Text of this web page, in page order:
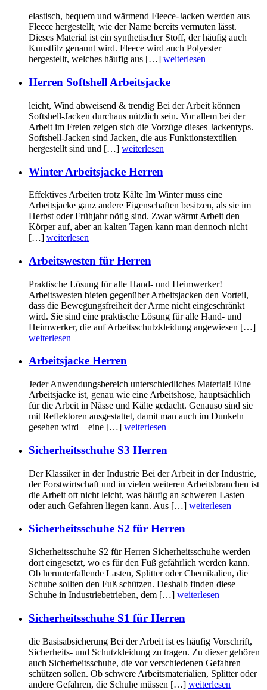
elastisch, bequem und wärmend Fleece-Jacken werden aus
Fleece hergestellt, wie der Name bereits vermuten lässt.
Dieses Material ist ein synthetischer Stoff, der häufig auch
Kunstfilz genannt wird. Fleece wird auch Polyester
hergestellt, welches häufig aus […] weiterlesen
Herren Softshell Arbeitsjacke
leicht, Wind abweisend & trendig Bei der Arbeit können
Softshell-Jacken durchaus nützlich sein. Vor allem bei der
Arbeit im Freien zeigen sich die Vorzüge dieses Jackentyps.
Softshell-Jacken sind Jacken, die aus Funktionstextilien
hergestellt sind und […] weiterlesen
Winter Arbeitsjacke Herren
Effektives Arbeiten trotz Kälte Im Winter muss eine
Arbeitsjacke ganz andere Eigenschaften besitzen, als sie im
Herbst oder Frühjahr nötig sind. Zwar wärmt Arbeit den
Körper auf, aber an kalten Tagen kann man dennoch nicht
[…] weiterlesen
Arbeitswesten für Herren
Praktische Lösung für alle Hand- und Heimwerker!
Arbeitswesten bieten gegenüber Arbeitsjacken den Vorteil,
dass die Bewegungsfreiheit der Arme nicht eingeschränkt
wird. Sie sind eine praktische Lösung für alle Hand- und
Heimwerker, die auf Arbeitsschutzkleidung angewiesen […]
weiterlesen
Arbeitsjacke Herren
Jeder Anwendungsbereich unterschiedliches Material! Eine
Arbeitsjacke ist, genau wie eine Arbeitshose, hauptsächlich
für die Arbeit in Nässe und Kälte gedacht. Genauso sind sie
mit Reflektoren ausgestattet, damit man auch im Dunkeln
gesehen wird – eine […] weiterlesen
Sicherheitsschuhe S3 Herren
Der Klassiker in der Industrie Bei der Arbeit in der Industrie,
der Forstwirtschaft und in vielen weiteren Arbeitsbranchen ist
die Arbeit oft nicht leicht, was häufig an schweren Lasten
oder auch Gefahren liegen kann. Aus […] weiterlesen
Sicherheitsschuhe S2 für Herren
Sicherheitsschuhe S2 für Herren Sicherheitsschuhe werden
dort eingesetzt, wo es für den Fuß gefährlich werden kann.
Ob herunterfallende Lasten, Splitter oder Chemikalien, die
Schuhe sollten den Fuß schützen. Deshalb finden diese
Schuhe in Industriebetrieben, dem […] weiterlesen
Sicherheitsschuhe S1 für Herren
die Basisabsicherung Bei der Arbeit ist es häufig Vorschrift,
Sicherheits- und Schutzkleidung zu tragen. Zu dieser gehören
auch Sicherheitsschuhe, die vor verschiedenen Gefahren
schützen sollen. Ob schwere Arbeitsmaterialien, Splitter oder
andere Gefahren, die Schuhe müssen […] weiterlesen